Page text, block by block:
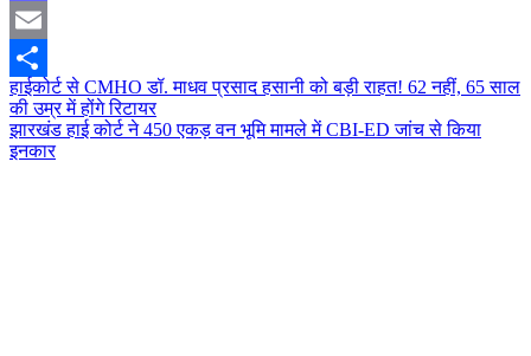
Mastodon
Email
Share
Post
navigation
हाईकोर्ट से CMHO डॉ. माधव प्रसाद हसानी को बड़ी राहत! 62 नहीं, 65 साल
की उम्र में होंगे रिटायर
झारखंड हाई कोर्ट ने 450 एकड़ वन भूमि मामले में CBI-ED जांच से किया
इनकार